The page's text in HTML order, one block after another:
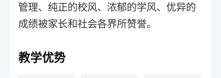
管理、纯正的校风、浓郁的学风、优异的
成绩被家长和社会各界所赞誉。
教学优势